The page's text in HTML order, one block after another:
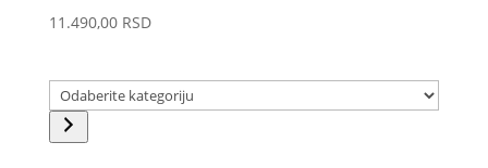
11.490,00 RSD
Odaberite
kategoriju